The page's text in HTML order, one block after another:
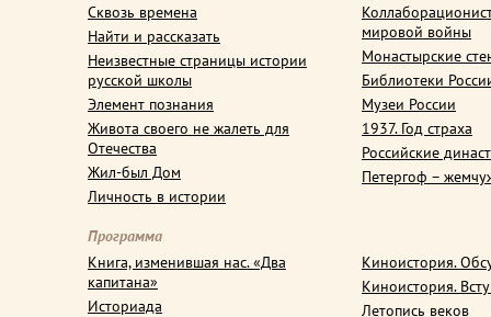
Сквозь времена
Найти и рассказать
Неизвестные страницы истории
русской школы
Элемент познания
Живота своего не жалеть для
Отечества
Жил-был Дом
Личность в истории
мировой войны
Монастырские
Библиотеки
Музеи России
1937. Год страха
Российские
Петергоф –
Программа
Книга, изменившая нас. «Два
капитана»
Историада
Киноистория.
Киноистория.
Летопись веков